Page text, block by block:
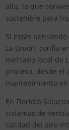
alta, lo que
sostenible para
Si estás
La Unión, confía
mercado local de
proceso, desde el
mantenimiento en
En Floridia
sistemas de
calidad del aire